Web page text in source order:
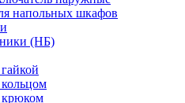
напольных шкафов
(НБ)
крюком